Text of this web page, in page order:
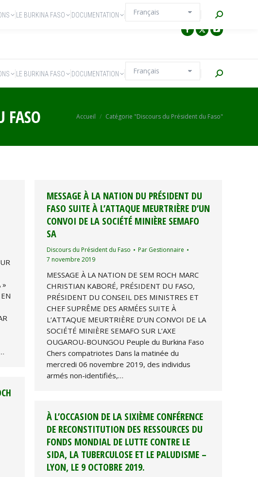
LE BURKINA FASO DOCUMENTATION Recherche
FASO Vous êtes ici :
Accueil Catégorie "Discours du Président du Faso"
»
MESSAGE À LA NATION DU PRÉSIDENT DU
FASO SUITE À L’ATTAQUE MEURTRIÈRE D’UN
CONVOI DE LA SOCIÉTÉ MINIÈRE SEMAFO
SA
Discours du Président du Faso Par Gestionnaire
7 novembre 2019
MESSAGE À LA NATION DE SEM ROCH MARC
CHRISTIAN KABORÉ, PRÉSIDENT DU FASO,
PRÉSIDENT DU CONSEIL DES MINISTRES ET
CHEF SUPRÊME DES ARMÉES SUITE À
L’ATTAQUE MEURTRIÈRE D’UN CONVOI DE LA
SOCIÉTÉ MINIÈRE SEMAFO SUR L’AXE
OUGAROU-BOUNGOU Peuple du Burkina Faso
Chers compatriotes Dans la matinée du
mercredi 06 novembre 2019, des individus
armés non-identifiés,…
À L’OCCASION DE LA SIXIÈME CONFÉRENCE
DE RECONSTITUTION DES RESSOURCES DU
FONDS MONDIAL DE LUTTE CONTRE LE
SIDA, LA TUBERCULOSE ET LE PALUDISME –
LYON, LE 9 OCTOBRE 2019.
LE BURKINA FASO DOCUMENTATION Recherche